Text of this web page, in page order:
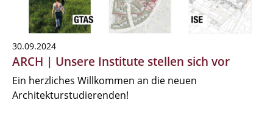
30.09.2024
ARCH | Unsere Institute stellen sich vor
Ein herzliches Willkommen an die neuen
Architekturstudierenden!